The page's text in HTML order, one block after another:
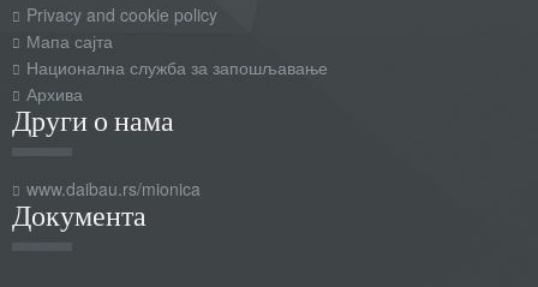
Privacy and cookie policy
Мапа сајта
Национална служба за запошљавање
Архива
Други о нама
www.daibau.rs/mionica
Документа